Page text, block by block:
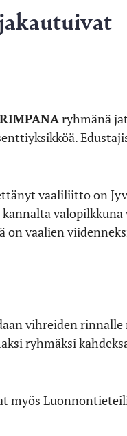
ryhmänä
vaaliliitto on
on vaalien
vihreiden
ryhmäksi
myös